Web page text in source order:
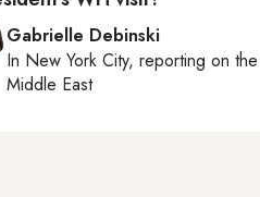
Gabrielle Debinski
In New York City, reporting on the
Middle East